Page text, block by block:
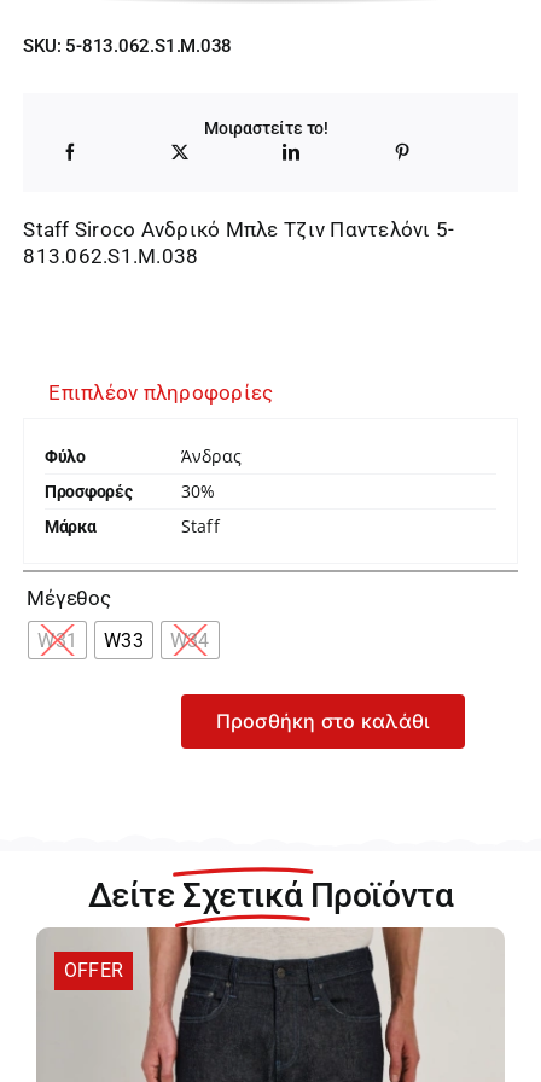
price
129,95 €.
τρέχουσα
είναι:
90,96 €.
SKU: 5-813.062.S1.M.038
Μοιραστείτε το!
Staff Siroco Ανδρικό Μπλε Τζιν Παντελόνι 5-
813.062.S1.M.038
Επιπλέον πληροφορίες
Φύλο Άνδρας
Προσφορές 30%
Μάρκα Staff
Μέγεθος
W31 W33 W34
Παντελόνι
5-
813.062.S1.M.038
ποσότητα
Προσθήκη στο καλάθι
Δείτε Σχετικά Προϊόντα
OFFER